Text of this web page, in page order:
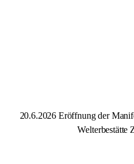
20.6.2026 Eröffnung der
Welterbestätte